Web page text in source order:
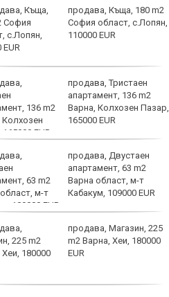
продава, Къща, 180 m2
София област, с.Лопян,
110000 EUR
продава, Тристаен
апартамент, 136 m2
Варна, Колхозен Пазар,
165000 EUR
продава, Двустаен
апартамент, 63 m2
Варна област, м-т
Кабакум, 109000 EUR
продава, Магазин, 225
m2 Варна, Хеи, 180000
EUR